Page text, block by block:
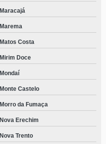
Maracajá
Marema
Matos Costa
Mirim Doce
Mondaí
Monte Castelo
Morro da Fumaça
Nova Erechim
Nova Trento